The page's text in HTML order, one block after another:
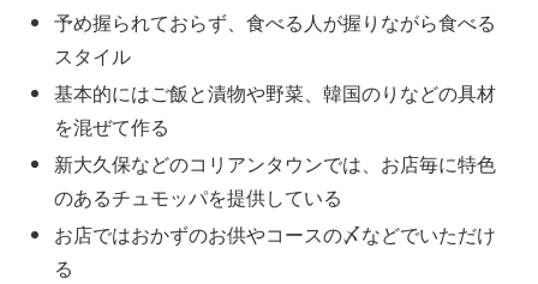
予め握られておらず、食べる人が握りながら食べる
スタイル
基本的にはご飯と漬物や野菜、韓国のりなどの具材
を混ぜて作る
新大久保などのコリアンタウンでは、お店毎に特色
のあるチュモッパを提供している
お店ではおかずのお供やコースの〆などでいただけ
る